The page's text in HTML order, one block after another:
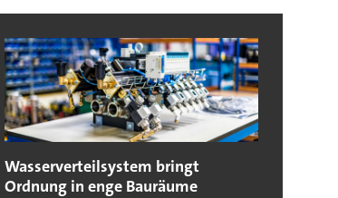
Wasserverteilsystem bringt
Ordnung in enge Bauräume